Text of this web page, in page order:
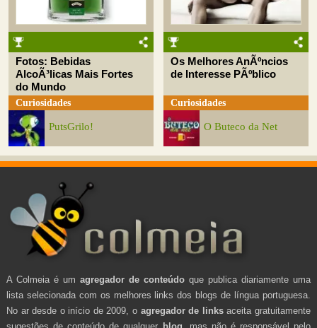
Fotos: Bebidas
AlcoÃ³licas Mais Fortes
do Mundo
Curiosidades
PutsGrilo!
Os Melhores AnÃºncios
de Interesse PÃºblico
Curiosidades
O Buteco da Net
A Colmeia é um agregador de conteúdo que publica diariamente uma
lista selecionada com os melhores links dos blogs de língua portuguesa.
No ar desde o início de 2009, o agregador de linksaceita gratuitamente